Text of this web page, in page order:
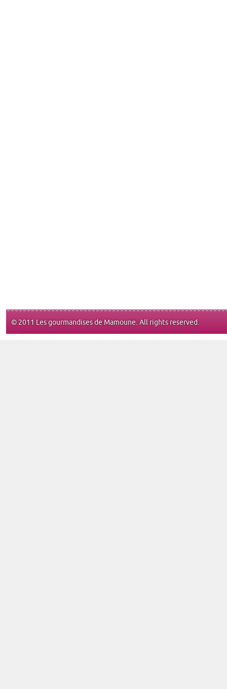
© 2011 Les gourmandises de Mamoune. All rights reserved.